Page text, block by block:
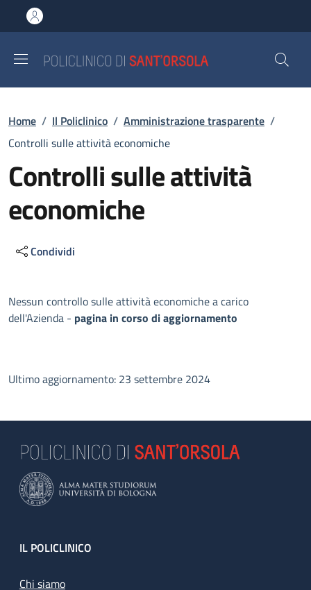
al contenuto principale
to footer content
Briciole di pane
Home / Il Policlinico / Amministrazione trasparente /
Controlli sulle attività economiche
Controlli sulle attività
economiche
Condividi
Descrizione
Nessun controllo sulle attività economiche a carico
dell'Azienda - pagina in corso di aggiornamento
Ultimo aggiornamento: 23 settembre 2024
Footer
IL POLICLINICO
Chi siamo